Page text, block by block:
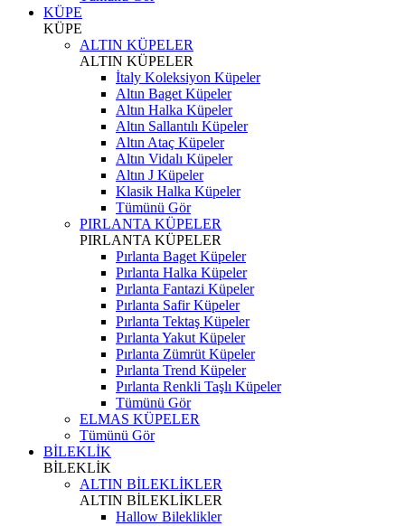
KÜPE
KÜPE
ALTIN KÜPELER
ALTIN KÜPELER
İtaly Koleksiyon Küpeler
Altın Baget Küpeler
Altın Halka Küpeler
Altın Sallantılı Küpeler
Altın Ataç Küpeler
Altın Vidalı Küpeler
Altın J Küpeler
Klasik Halka Küpeler
Tümünü Gör
PIRLANTA KÜPELER
PIRLANTA KÜPELER
Pırlanta Baget Küpeler
Pırlanta Halka Küpeler
Pırlanta Fantazi Küpeler
Pırlanta Safir Küpeler
Pırlanta Tektaş Küpeler
Pırlanta Yakut Küpeler
Pırlanta Zümrüt Küpeler
Pırlanta Trend Küpeler
Pırlanta Renkli Taşlı Küpeler
Tümünü Gör
ELMAS KÜPELER
Tümünü Gör
BİLEKLİK
BİLEKLİK
ALTIN BİLEKLİKLER
ALTIN BİLEKLİKLER
Hallow Bileklikler